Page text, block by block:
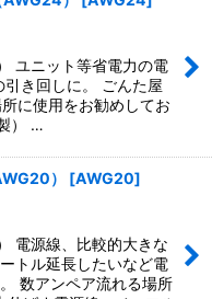
ユニット等省電力の電
き回しに。 ごんた屋
に使用をお勧めしてお
） …
） [AWG20]
電源線、比較的大きな
トル延長したいなど電
数アンペア流れる場所